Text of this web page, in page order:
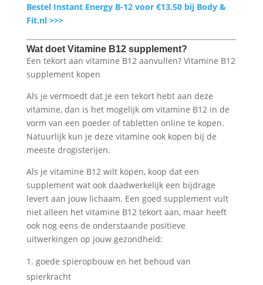
Bestel Instant Energy B-12 voor €13,50 bij Body &
Fit.nl >>>
Wat doet Vitamine B12 supplement?
Een tekort aan vitamine B12 aanvullen? Vitamine B12
supplement kopen
Als je vermoedt dat je een tekort hebt aan deze
vitamine, dan is het mogelijk om vitamine B12 in de
vorm van een poeder of tabletten online te kopen.
Natuurlijk kun je deze vitamine ook kopen bij de
meeste drogisterijen.
Als je vitamine B12 wilt kopen, koop dat een
supplement wat ook daadwerkelijk een bijdrage
levert aan jouw lichaam. Een goed supplement vult
niet alleen het vitamine B12 tekort aan, maar heeft
ook nog eens de onderstaande positieve
uitwerkingen op jouw gezondheid:
goede spieropbouw en het behoud van
spierkracht